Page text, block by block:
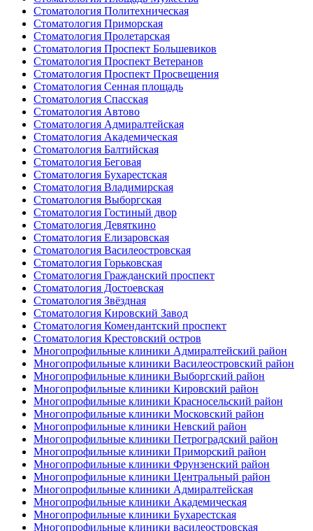
Стоматология Политехническая
Стоматология Приморская
Стоматология Пролетарская
Стоматология Проспект Большевиков
Стоматология Проспект Ветеранов
Стоматология Проспект Просвещения
Стоматология Сенная площадь
Стоматология Спасская
Стоматология Автово
Стоматология Адмиралтейская
Стоматология Академическая
Стоматология Балтийская
Стоматология Беговая
Стоматология Бухарестская
Стоматология Владимирская
Стоматология Выборгская
Стоматология Гостиный двор
Стоматология Девяткино
Стоматология Елизаровская
Стоматология Василеостровская
Стоматология Горьковская
Стоматология Гражданский проспект
Стоматология Достоевская
Стоматология Звёздная
Стоматология Кировский Завод
Стоматология Комендантский проспект
Стоматология Крестовский остров
Многопрофильные клиники Адмиралтейский район
Многопрофильные клиники Василеостровский район
Многопрофильные клиники Выборгский район
Многопрофильные клиники Кировский район
Многопрофильные клиники Красносельский район
Многопрофильные клиники Московский район
Многопрофильные клиники Невский район
Многопрофильные клиники Петроградский район
Многопрофильные клиники Приморский район
Многопрофильные клиники Фрунзенский район
Многопрофильные клиники Центральный район
Многопрофильные клиники Адмиралтейская
Многопрофильные клиники Академическая
Многопрофильные клиники Бухарестская
Многопрофильные клиники василеостровская